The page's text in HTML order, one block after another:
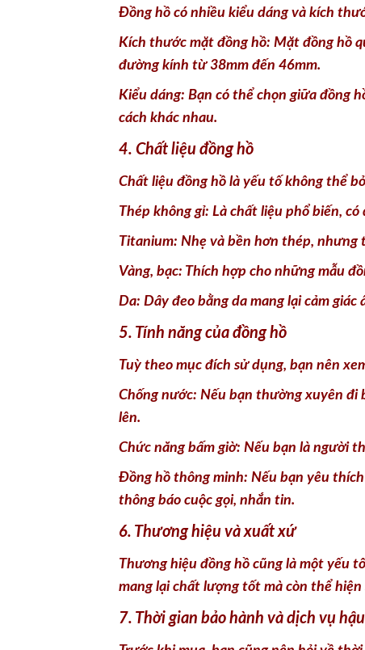
Đồng hồ có nhiều kiểu dáng và kích
Kích thước mặt đồng hồ: Mặt đồng hồ
đường kính từ 38mm đến 46mm.
Kiểu dáng: Bạn có thể chọn giữa đồng
cách khác nhau.
4. Chất liệu đồng hồ
Chất liệu đồng hồ là yếu tố không thể
Thép không gỉ: Là chất liệu phổ biến, có
Titanium: Nhẹ và bền hơn thép, nhưng
Vàng, bạc: Thích hợp cho những mẫu
Da: Dây đeo bằng da mang lại cảm
5. Tính năng của đồng hồ
Tuỳ theo mục đích sử dụng, bạn nên
Chống nước: Nếu bạn thường xuyên đi
lên.
Chức năng bấm giờ: Nếu bạn là người
Đồng hồ thông minh: Nếu bạn yêu
thông báo cuộc gọi, nhắn tin.
6. Thương hiệu và xuất xứ
Thương hiệu đồng hồ cũng là một yếu
mang lại chất lượng tốt mà còn thể
7. Thời gian bảo hành và dịch vụ